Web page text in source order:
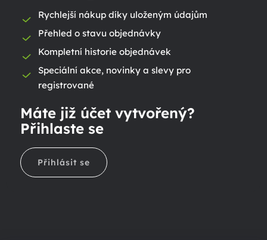
Rychlejší nákup díky uloženým údajům
Přehled o stavu objednávky
Kompletní historie objednávek
Speciální akce, novinky a slevy pro
registrované
Máte již účet vytvořený?
Přihlaste se
Přihlásit se